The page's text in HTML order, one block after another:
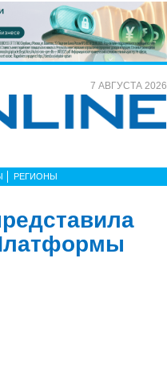
7 АВГУСТА 2026
РЕГИОНЫ